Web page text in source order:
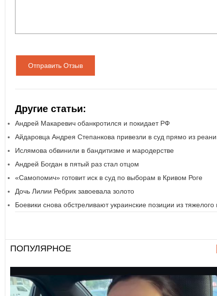
Отправить Отзыв
Другие статьи:
Андрей Макаревич обанкротился и покидает РФ
Айдаровца Андрея Степанкова привезли в суд прямо из
Ислямова обвинили в бандитизме и мародерстве
Андрей Богдан в пятый раз стал отцом
«Самопомич» готовит иск в суд по выборам в Кривом Роге
Дочь Лилии Ребрик завоевала золото
Боевики снова обстреливают украинские позиции из
ПОПУЛЯРНОЕ